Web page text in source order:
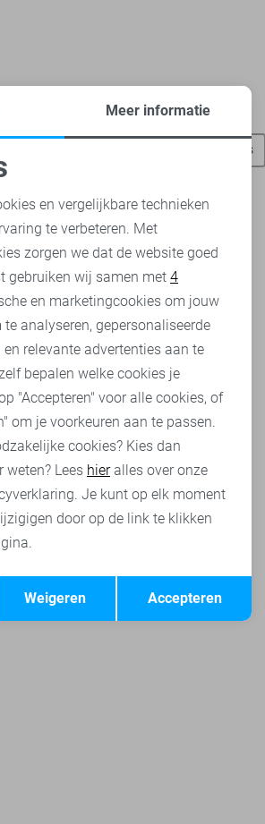
bekeken?
Vero Moda tops
cookies
cookies
Opslaan
Meer informatie
en vergelijkbare technieken
te verbeteren. Met
zorgen we dat de website goed
gebruiken wij samen met 4
en marketingcookies om jouw
analyseren, gepersonaliseerde
relevante advertenties aan te
bepalen welke cookies je
"Accepteren" voor alle cookies, of
om je voorkeuren aan te passen.
cookies? Kies dan
weten? Lees hieralles over onze
Je kunt op elk moment
door op de link te klikken
Accepteren
Weigeren